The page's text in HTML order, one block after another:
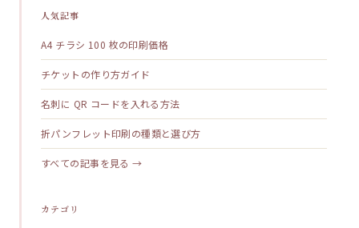
人気記事
A4 チラシ 100 枚の印刷価格
チケットの作り方ガイド
名刺に QR コードを入れる方法
折パンフレット印刷の種類と選び方
すべての記事を見る →
カテゴリ